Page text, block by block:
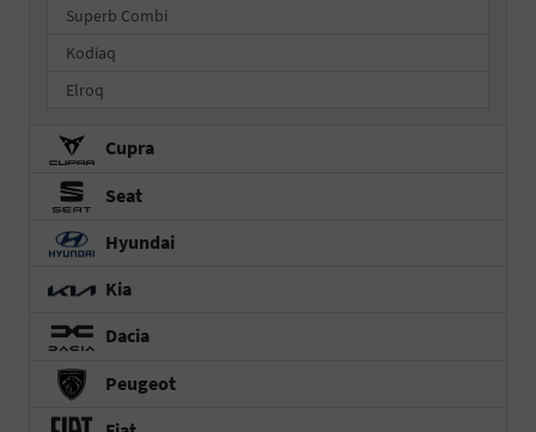
Superb Combi
Kodiaq
Elroq
Cupra
Seat
Hyundai
Kia
Dacia
Peugeot